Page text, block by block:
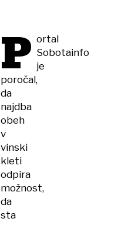
P ortal
Sobotainfo
je
poročal,
da
najdba
obeh
v
vinski
kleti
odpira
možnost,
da
sta